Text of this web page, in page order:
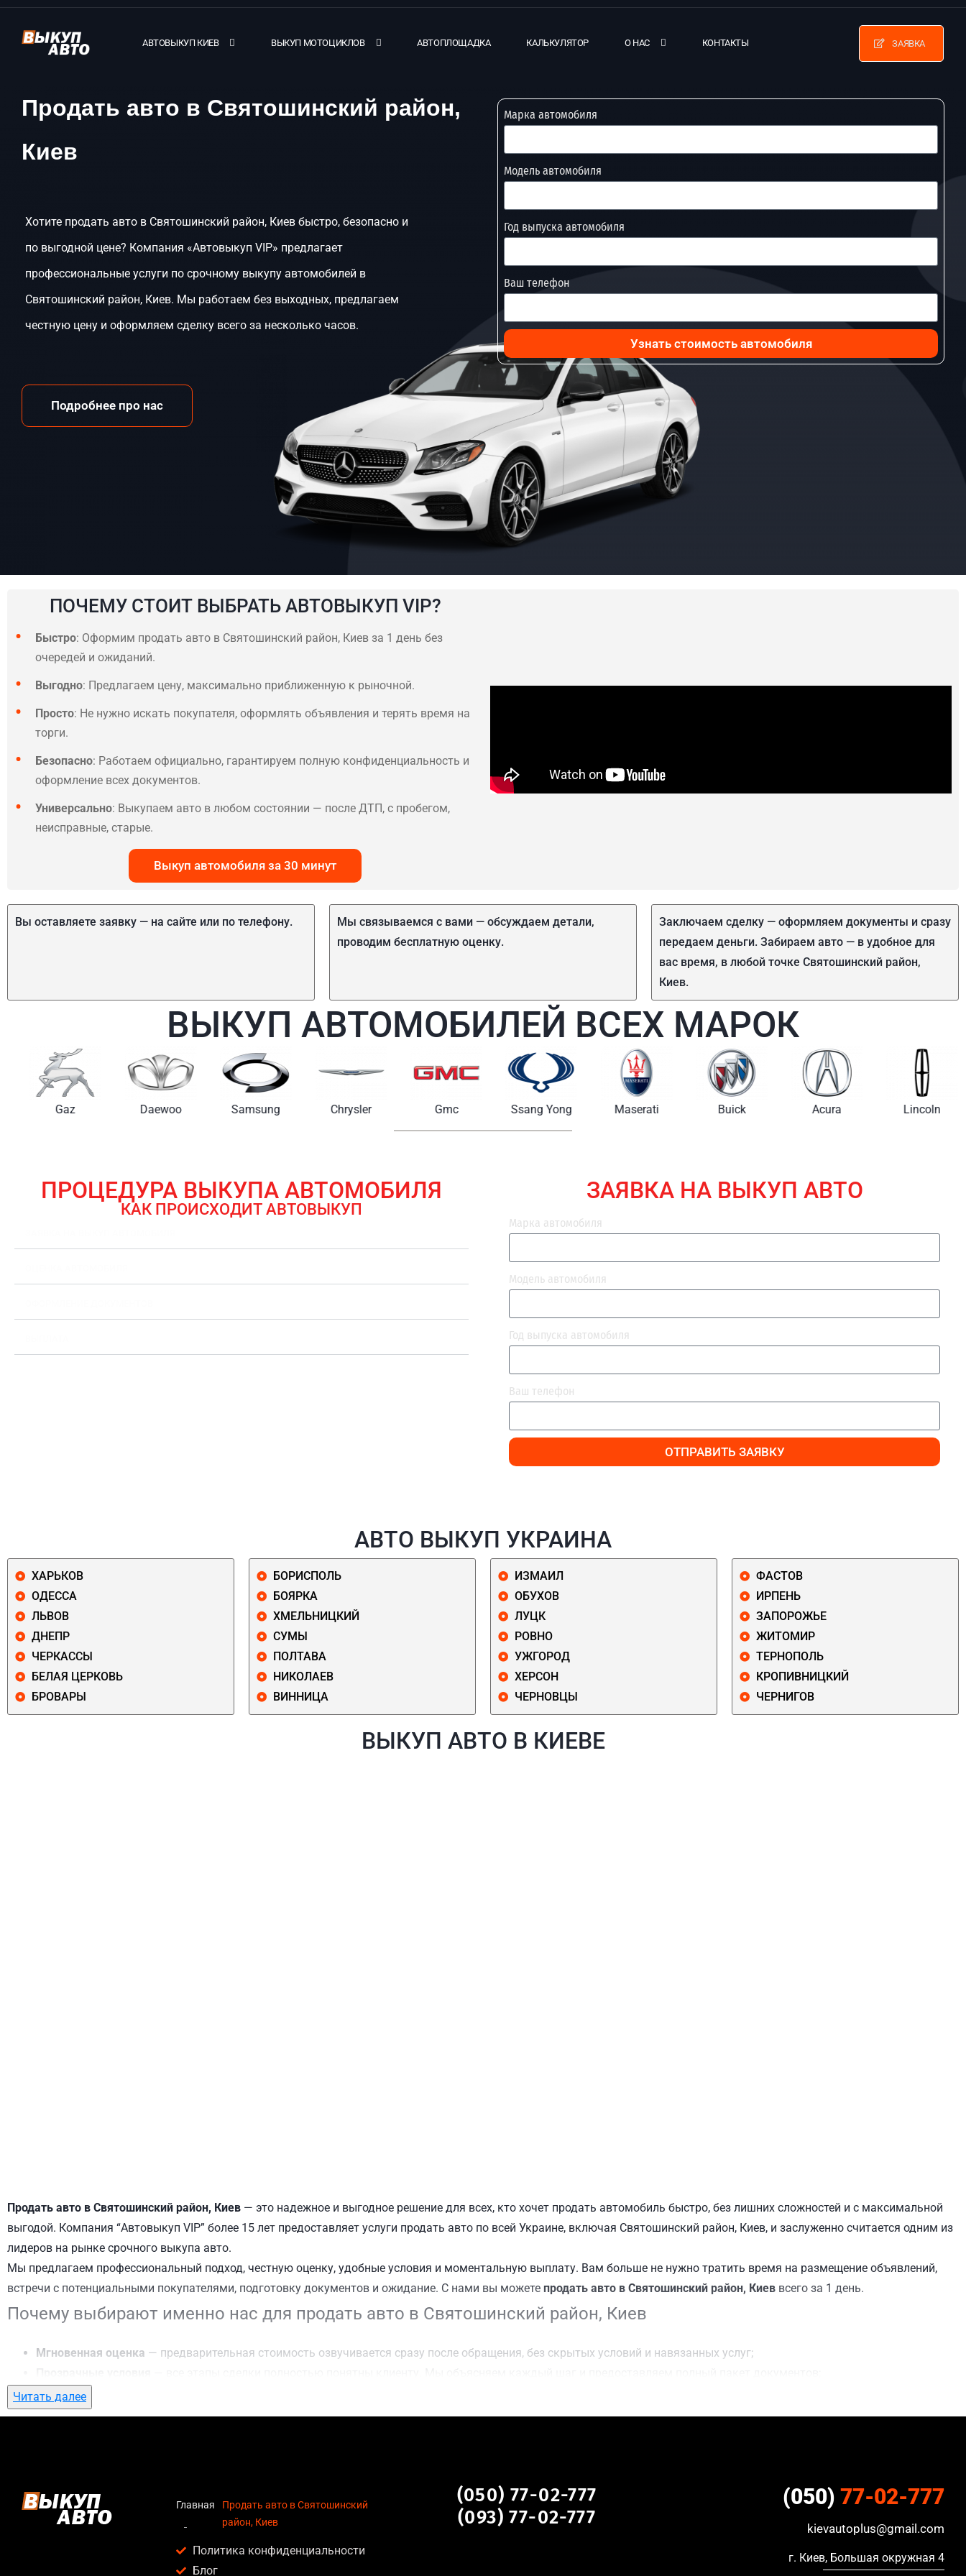
АВТОВЫКУП КИЕВ ВЫКУП МОТОЦИКЛОВ АВТОПЛОЩАДКА КАЛЬКУЛЯТОР О НАС КОНТАКТЫ ЗАЯВКА
Продать авто в Святошинский район,
Киев
Хотите продать авто в Святошинский район, Киев быстро, безопасно и
по выгодной цене? Компания «Автовыкуп VIP» предлагает
профессиональные услуги по срочному выкупу автомобилей в
Святошинский район, Киев. Мы работаем без выходных, предлагаем
честную цену и оформляем сделку всего за несколько часов.
Подробнее про нас
Марка автомобиля
Модель автомобиля
Год выпуска автомобиля
Ваш телефон
Узнать стоимость автомобиля
ПОЧЕМУ СТОИТ ВЫБРАТЬ АВТОВЫКУП VIP?
Быстро: Оформим продать авто в Святошинский район, Киев за 1 день без
очередей и ожиданий.
Выгодно: Предлагаем цену, максимально приближенную к рыночной.
Просто: Не нужно искать покупателя, оформлять объявления и терять время на
торги.
Безопасно: Работаем официально, гарантируем полную конфиденциальность и
оформление всех документов.
Универсально: Выкупаем авто в любом состоянии — после ДТП, с пробегом,
неисправные, старые.
Выкуп автомобиля за 30 минут
Вы оставляете заявку — на сайте или по телефону.
Мы связываемся с вами — обсуждаем детали,
проводим бесплатную оценку.
Заключаем сделку — оформляем документы и сразу
передаем деньги. Забираем авто — в удобное для
вас время, в любой точке Святошинский район,
Киев.
ВЫКУП АВТОМОБИЛЕЙ ВСЕХ МАРОК
Gaz Daewoo Samsung Chrysler Gmc Ssang Yong Maserati Buick Acura Lincoln
ПРОЦЕДУРА ВЫКУПА АВТОМОБИЛЯ
КАК ПРОИСХОДИТ АВТОВЫКУП
ЗАЯВКА НА ВЫКУП АВТО
Марка автомобиля
Модель автомобиля
Год выпуска автомобиля
Ваш телефон
ОТПРАВИТЬ ЗАЯВКУ
АВТО ВЫКУП УКРАИНА
ХАРЬКОВ
ОДЕССА
ЛЬВОВ
ДНЕПР
ЧЕРКАССЫ
БЕЛАЯ ЦЕРКОВЬ
БРОВАРЫ
БОРИСПОЛЬ
БОЯРКА
ХМЕЛЬНИЦКИЙ
СУМЫ
ПОЛТАВА
НИКОЛАЕВ
ВИННИЦА
ИЗМАИЛ
ОБУХОВ
ЛУЦК
РОВНО
УЖГОРОД
ХЕРСОН
ЧЕРНОВЦЫ
ФАСТОВ
ИРПЕНЬ
ЗАПОРОЖЬЕ
ЖИТОМИР
ТЕРНОПОЛЬ
КРОПИВНИЦКИЙ
ЧЕРНИГОВ
ВЫКУП АВТО В КИЕВЕ
Продать авто в Святошинский район, Киев — это надежное и выгодное решение для всех, кто хочет продать автомобиль быстро, без лишних сложностей и с максимальной
выгодой. Компания “Автовыкуп VIP” более 15 лет предоставляет услуги продать авто по всей Украине, включая Святошинский район, Киев, и заслуженно считается одним из
лидеров на рынке срочного выкупа авто.
Мы предлагаем профессиональный подход, честную оценку, удобные условия и моментальную выплату. Вам больше не нужно тратить время на размещение объявлений,
встречи с потенциальными покупателями, подготовку документов и ожидание. С нами вы можете продать авто в Святошинский район, Киев всего за 1 день.
Почему выбирают именно нас для продать авто в Святошинский район, Киев
Мгновенная оценка — предварительная стоимость озвучивается сразу после обращения, без скрытых условий и навязанных услуг;
Гибкий подход
Честные цены— предлагаем до 95% от рыночной стоимости даже за авто после аварии или с пробегом;
Кому подойдет продать авто в Святошинский район, Киев
Услуга продать авто в Святошинский район, Киев актуальна для:
Владельцев автомобилей после аварии, когда восстановление экономически нецелесообразно;
Читать далее
Главная
Продать авто в Святошинский
район, Киев
Политика конфиденциальности
Блог
(050) 77-02-777
(093) 77-02-777
(050) 77-02-777
kievautoplus@gmail.com
г. Киев, Большая окружная 4